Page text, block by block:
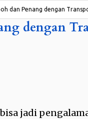
dan Penang dengan
dengan
jadi